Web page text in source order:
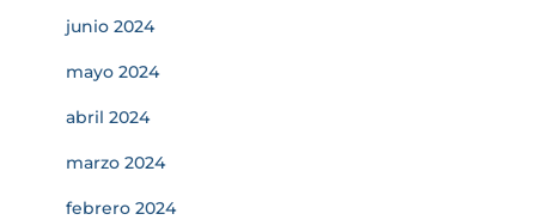
junio 2024
mayo 2024
abril 2024
marzo 2024
febrero 2024